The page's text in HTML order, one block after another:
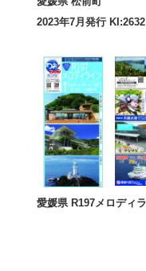
2023年7月発行 KI:2632
愛媛県 R197メロディ